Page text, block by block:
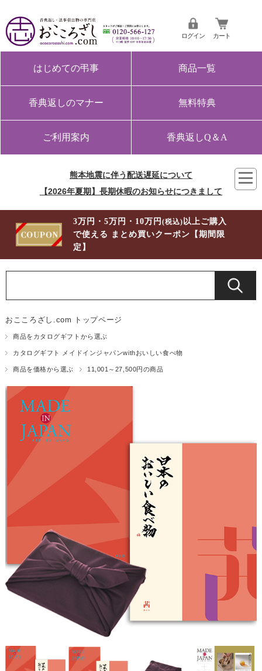
ログイン カート
はじめての弔事 商品一覧
香典返しのマナー 無料特典
ご利用案内 香典返しQ＆A
熊本地震に伴う配送遅延について
【2026年夏期】長期休暇のお知らせにつきまして
3万円・5万円・10万円(税込) 以上ご購入
で使える まとめ買いクーポン【期間限
定】
おこころざし.com トップページ
商品をカタログギフトから選ぶ
カタログギフト メイドインジャパンwithおいしい食べ物
商品を価格から選ぶ 11,001～27,500円の商品